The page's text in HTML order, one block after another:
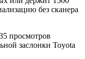
без сканера
просмотров
заслонки Toyota